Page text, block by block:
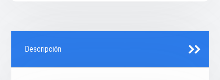
Descripción